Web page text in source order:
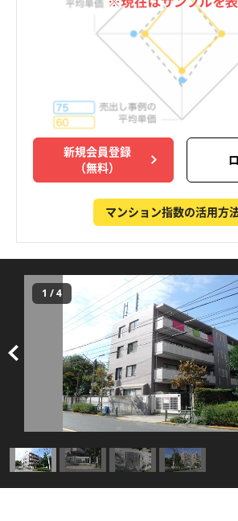
新規会員登録
（無料）
マンション指数の活用方
1 /4